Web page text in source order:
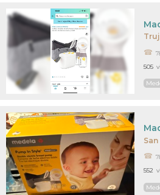
505
552